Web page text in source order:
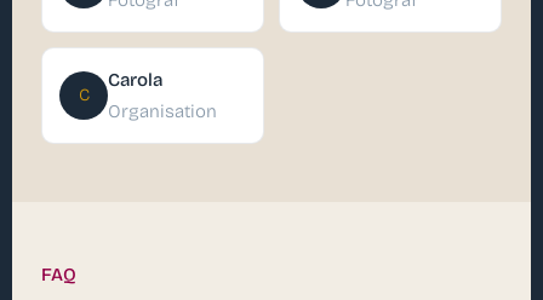
C
Carola
Organisation
FAQ